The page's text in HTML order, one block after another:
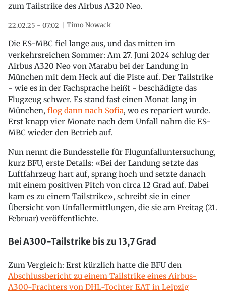
zum Tailstrike des Airbus A320 Neo.
22.02.25 - 07:02 Timo Nowack
Die ES-MBC fiel lange aus, und das mitten im
verkehrsreichen Sommer: Am 27. Juni 2024 schlug der
Airbus A320 Neo von Marabu bei der Landung in
München mit dem Heck auf die Piste auf. Der Tailstrike
- wie es in der Fachsprache heißt - beschädigte das
Flugzeug schwer. Es stand fast einen Monat lang in
München, flog dann nach Sofia, wo es repariert wurde.
Erst knapp vier Monate nach dem Unfall nahm die ES-
MBC wieder den Betrieb auf.
Nun nennt die Bundesstelle für Flugunfalluntersuchung,
kurz BFU, erste Details: «Bei der Landung setzte das
Luftfahrzeug hart auf, sprang hoch und setzte danach
mit einem positiven Pitch von circa 12 Grad auf. Dabei
kam es zu einem Tailstrike», schreibt sie in einer
Übersicht von Unfallermittlungen, die sie am Freitag (21.
Februar) veröffentlichte.
Bei A300-Tailstrike bis zu 13,7 Grad
Zum Vergleich: Erst kürzlich hatte die BFU den
Abschlussbericht zu einem Tailstrike eines Airbus-
A300-Frachters von DHL-Tochter EAT in Leipzig